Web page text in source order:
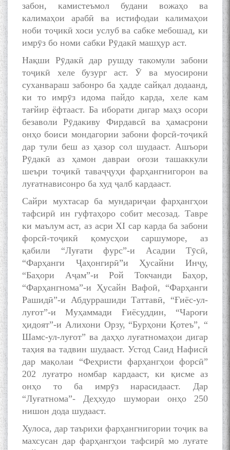
забон, камистеъмол будани вожаҳо ва
калимаҳои арабӣ ва истифодаи калимаҳои
ноби тоҷикӣ хоси услуб ва сабке мебошад, ки
имрӯз бо номи сабки Рӯдакӣ машҳур аст.
Нақши Рӯдакӣ дар рушду такомули забони
тоҷикӣ хеле бузург аст. Ӯ ва муосирони
суханвараш забонро ба ҳадде сайқал додаанд,
ки то имрӯз идома пайдо карда, хеле кам
тағйир ёфтааст. Ба иборати дигар маҳз осори
безаволи Рӯдакиву Фирдавсӣ ва ҳамасрони
онҳо боиси мондагории забони форсӣ-тоҷикӣ
дар тули беш аз ҳазор сол шудааст. Ашъори
Рӯдакӣ аз ҳамон давраи оғози ташаккули
шеъри тоҷикӣ таваҷҷуҳи фарҳангнигорон ва
луғатнависонро ба худ ҷалб кардааст.
Сайри мухтасар ба мундариҷаи фарҳангҳои
тафсирӣ ин гуфтаҳоро собит месозад. Тавре
ки маълум аст, аз асри XI сар карда ба забони
форсӣ-тоҷикӣ қомусҳои саршуморе, аз
қабили “Луғати фурс”-и Асадии Тӯсӣ,
“Фарҳанги Ҷаҳонгирӣ”и Ҳусайни Инҷу,
“Баҳори Аҷам”-и Рой Токчанди Баҳор,
“Фарҳангнома”-и Ҳусайн Вафоӣ, “Фарҳанги
Рашидӣ”-и Абдуррашиди Таттавӣ, “Ғиёс-ул-
луғот”-и Муҳаммади Ғиёсуддин, “Чароғи
ҳидоят”-и Алихони Орзу, “Бурҳони Қотеъ”, “
Шамс-ул-луғот” ва даҳҳо луғатномаҳои дигар
таҳия ва тадвин шудааст. Устод Саид Нафисӣ
дар мақолаи “Феҳристи фарҳангҳои форсӣ”
202 луғатро номбар кардааст, ки қисме аз
онҳо то ба имрӯз нарасидааст. Дар
“Луғатнома”- Деҳхудо шумораи онҳо 250
нишон дода шудааст.
Хулоса, дар таърихи фарҳангнигории тоҷик ва
махсусан дар фарҳангҳои тафсирӣ мо луғате